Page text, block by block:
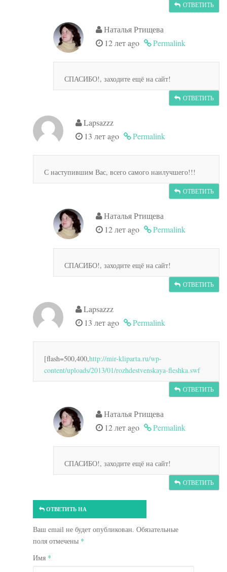
ОТВЕТИТЬ
Наталья Ртищева
12 лет ago
Permalink
СПАСИБО!, заходите ещё на сайт!
ОТВЕТИТЬ
Lapsazzz
13 лет ago
Permalink
С наступившим Вас, всего самого наилучшего!!!
ОТВЕТИТЬ
Наталья Ртищева
12 лет ago
Permalink
СПАСИБО!, заходите ещё на сайт!
ОТВЕТИТЬ
Lapsazzz
13 лет ago
Permalink
[flash=500,400,http://mir-kliparta.ru/wp-
content/uploads/2013/01/rozhdestvenskaya-fleshka.swf
ОТВЕТИТЬ
Наталья Ртищева
12 лет ago
Permalink
СПАСИБО!, заходите ещё на сайт!
ОТВЕТИТЬ
ОТВЕТИТЬ НА
Ваш email не будет опубликован. Обязательные
поля отмечены *
Имя *